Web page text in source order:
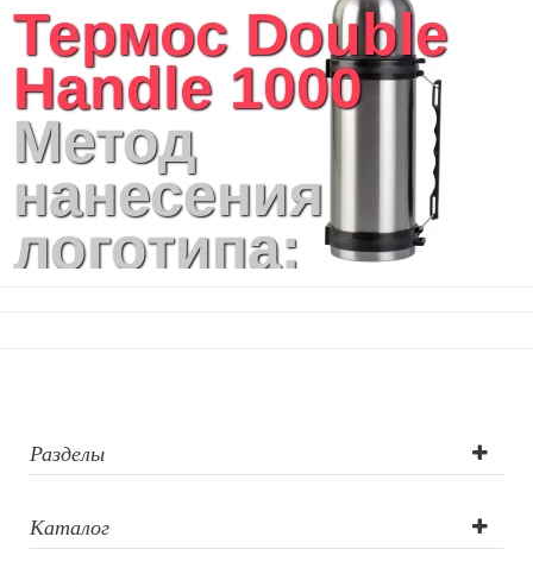
Текстиль для ванной комнаты
Кухонные приспособления
Кухонный текстиль
Ножи разделочные доски
Фоторамки и фотоальбомы
Уход за обувью
Игрушки
Шкатулки
Декоративные подушки
Домашний текстиль
Термос Double
Handle 1000
Метод
нанесения
логотипа:
Разделы
Каталог